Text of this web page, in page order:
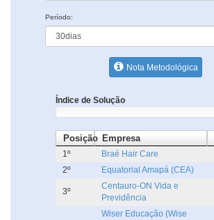
Período:
Nota Metodológica
Índice de Solução
Posição Empresa
1º Braé Hair Care
2º
Equatorial Amapá (CEA)
3º
Centauro-ON Vida e
Previdência
Wiser Educação (Wise